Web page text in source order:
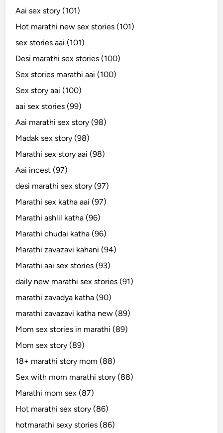
Aai sex story (101)
Hot marathi new sex stories (101)
sex stories aai (101)
Desi marathi sex stories (100)
Sex stories marathi aai (100)
Sex story aai (100)
aai sex stories (99)
Aai marathi sex story (98)
Madak sex story (98)
Marathi sex story aai (98)
Aai incest (97)
desi marathi sex story (97)
Marathi sex katha aai (97)
Marathi ashlil katha (96)
Marathi chudai katha (96)
Marathi zavazavi kahani (94)
Marathi aai sex stories (93)
daily new marathi sex stories (91)
marathi zavadya katha (90)
marathi zavazavi katha new (89)
Mom sex stories in marathi (89)
Mom sex story (89)
18+ marathi story mom (88)
Sex with mom marathi story (88)
Marathi mom sex (87)
Hot marathi sex story (86)
hotmarathi sexy stories (86)